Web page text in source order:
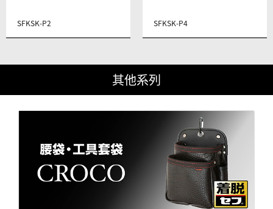
SFKSK-P2 SFKSK-P4
其他系列